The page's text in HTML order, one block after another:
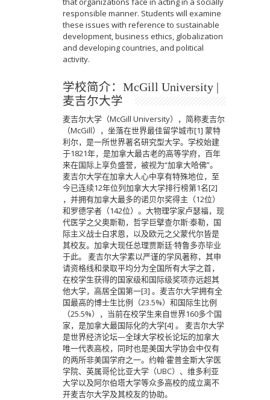
responsible manner. Students will examine
these issues with reference to sustainable
development, business ethics, globalization
and developing countries, and political
activity.
学校简介：McGill University |
麦吉尔大学
麦吉尔大学（McGill University），简称麦吉尔
（McGill），坐落在世界最佳留学城市[1] 蒙特
利尔，是一所世界著名研究型大学。学校始建
于1821年，是加拿大最古老的高等学府，百年
来在国际上享负盛誉，被视为“加拿大哈佛”。
麦吉尔大学在加拿大人心中享有特殊地位，至
今已连续12年位列加拿大大学排行榜第1名[2]
，并拥有加拿大最多的诺贝尔奖得主（12位）
和罗德学者（142位）。大物理学家卢瑟福，现
代医学之父奥斯勒，哲学巨擘查尔斯·泰勒，国
际主义战士白求恩，以及欧元之父蒙代尔皆是
其校友。加拿大现任总理贾斯廷·特鲁多亦毕业
于此。 麦吉尔大学素以严谨的学风著称，其申
请资格线和录取平均分为全国所有大学之首，
在校学生获得的国家级和国际级奖项亦远超其
他大学，高居全国第一[3] 。麦吉尔大学拥有全
国最高的博士生比例（23.5%）和国际生比例
（25.5%），当前在校学生来自世界160多个国
家，是加拿大最国际化的大学[4] 。 麦吉尔大学
是世界经济论坛—全球大学校长论坛的加拿大
唯一代表高校，同时也是美国大学协会中仅有
的两所非美国学府之一。约翰·霍普金斯大学医
学院、英属哥伦比亚大学（UBC）、维多利亚
大学以及阿尔伯塔大学等众多高校的成立离不
开麦吉尔大学及其校友的协助。